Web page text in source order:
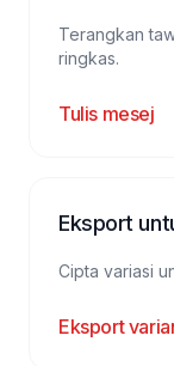
Terangkan
ringkas.
Tulis mesej
Eksport
Cipta variasi
Eksport